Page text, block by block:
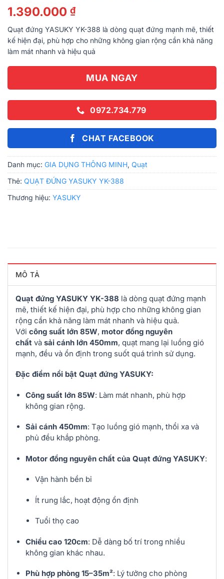
1.390.000 ₫
Quạt đứng YASUKY YK-388 là dòng quạt đứng mạnh mẽ, thiết
kế hiện đại, phù hợp cho những không gian rộng cần khả năng
làm mát nhanh và hiệu quả
MUA NGAY
0972.734.779
CHAT FACEBOOK
Danh mục: GIA DỤNG THÔNG MINH, Quạt
Thẻ: QUẠT ĐỨNG YASUKY YK-388
Thương hiệu: YASUKY
MÔ TẢ
Quạt đứng YASUKY YK-388 là dòng quạt đứng mạnh
mẽ, thiết kế hiện đại, phù hợp cho những không gian
rộng cần khả năng làm mát nhanh và hiệu quả.
Với công suất lớn 85W, motor đồng nguyên
chất và sải cánh lớn 450mm, quạt mang lại luồng gió
mạnh, đều và ổn định trong suốt quá trình sử dụng.
Đặc điểm nổi bật Quạt đứng YASUKY:
Công suất lớn 85W: Làm mát nhanh, phù hợp
không gian rộng.
Sải cánh 450mm: Tạo luồng gió mạnh, thổi xa và
phủ đều khắp phòng.
Motor đồng nguyên chất của Quạt đứng YASUKY:
Vận hành bền bỉ
Ít rung lắc, hoạt động ổn định
Tuổi thọ cao
Chiều cao 120cm: Dễ dàng bố trí trong nhiều
không gian khác nhau.
Phù hợp phòng 15–35m²: Lý tưởng cho phòng